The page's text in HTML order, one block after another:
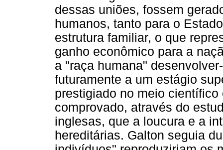
dessas uniões, fossem
humanos, tanto para o
estrutura familiar, o que
ganho econômico para a
a "raça humana"
futuramente a um estágio
prestigiado no meio
comprovado, através do
inglesas, que a loucura e a
hereditárias. Galton seguia